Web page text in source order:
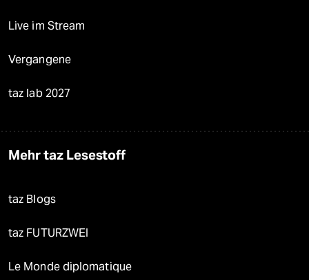
Live im Stream
Vergangene
taz lab 2027
Mehr taz Lesestoff
taz Blogs
taz FUTURZWEI
Le Monde diplomatique